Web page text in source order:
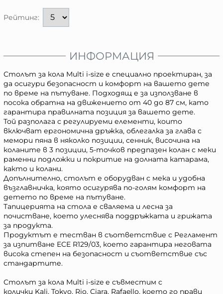
Рейтинг:
ИНФОРМАЦИЯ
Столът за кола Multi i-size е специално проектиран, за
да осигури безопасност и комфорт на вашето дете
по време на пътуване. Подходящ е за използване в
посока обратна на движението от 40 до 87 см, като
гарантира правилната позиция за вашето дете.
Той разполага с регулируеми елементи, които
включват ергономична дръжка, облегалка за глава с
мемори пяна в няколко позиции, сенник, височина на
коланите в 3 позиции, 5-точков предпазен колан с меки
раменни подложки и покритие на долната катарама,
както и колани.
Допълнително, столът е оборудван с мека и удобна
възглавничка, която осигурява по-голям комфорт на
детето по време на пътуване.
Тапицерията на стола е сваляема и лесна за
почистване, което улеснява поддръжката и грижата
за продукта.
Продуктът е тестван в съответствие с Регламент
за изпитване ECE R129/03, което гарантира неговата
висока степен на безопасност и съответствие със
стандартите.
Столът за кола Multi i-size е съвместим с
колички Kali, Tokyo, Rio, Ciara, Rafaello, което го прави